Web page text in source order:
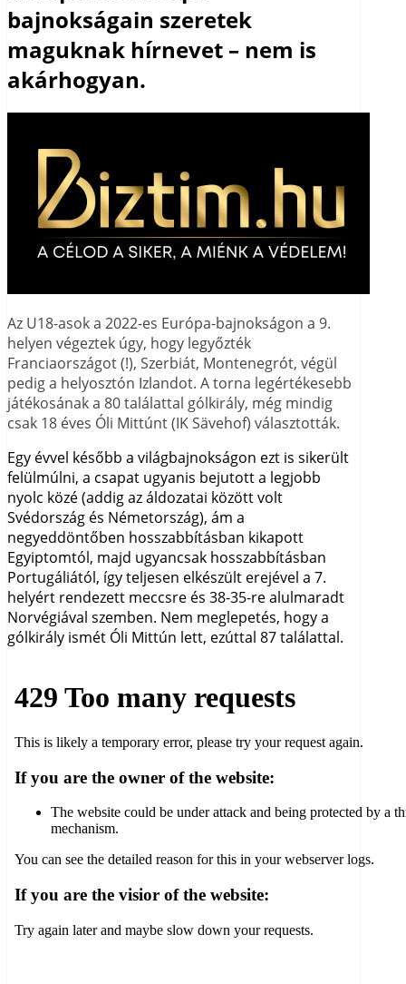
bajnokságain szeretek
maguknak hírnevet – nem is
akárhogyan.
Az U18-asok a 2022-es Európa-bajnokságon a 9.
helyen végeztek úgy, hogy legyőzték
Franciaországot (!), Szerbiát, Montenegrót, végül
pedig a helyosztón Izlandot. A torna legértékesebb
játékosának a 80 találattal gólkirály, még mindig
csak 18 éves Óli Mittúnt (IK Sävehof) választották.
Egy évvel később a világbajnokságon ezt is sikerült
felülmúlni, a csapat ugyanis bejutott a legjobb
nyolc közé (addig az áldozatai között volt
Svédország és Németország), ám a
negyeddöntőben hosszabbításban kikapott
Egyiptomtól, majd ugyancsak hosszabbításban
Portugáliától, így teljesen elkészült erejével a 7.
helyért rendezett meccsre és 38-35-re alulmaradt
Norvégiával szemben. Nem meglepetés, hogy a
gólkirály ismét Óli Mittún lett, ezúttal 87 találattal.